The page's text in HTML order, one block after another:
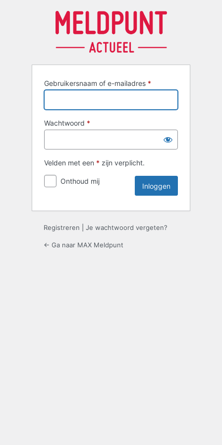
Gebruikersnaam of e-mailadres *
Wachtwoord *
Velden met een * zijn verplicht.
Onthoud mij
Registreren Je wachtwoord vergeten?
← Ga naar MAX Meldpunt